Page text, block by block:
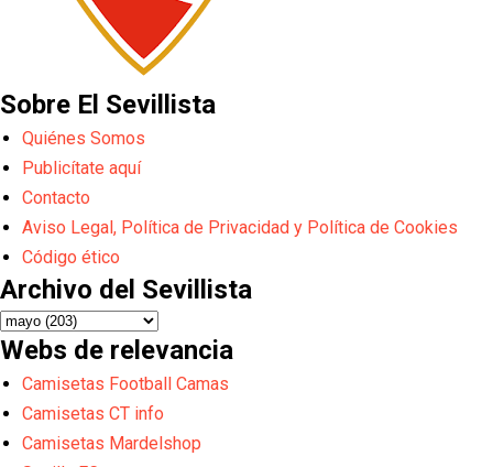
Sobre El Sevillista
Quiénes Somos
Publicítate aquí
Contacto
Aviso Legal, Política de Privacidad y Política de Cookies
Código ético
Archivo del Sevillista
Webs de relevancia
Camisetas Football Camas
Camisetas CT info
Camisetas Mardelshop